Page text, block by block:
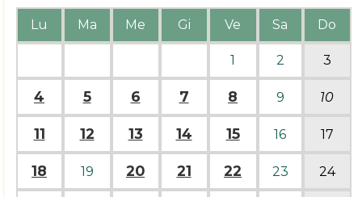
Lu Ma Me Gi Ve Sa Do
1 2 3
4 5 6 7 8 9 10
11 12 13 14 15 16 17
18 19 20 21 22 23 24